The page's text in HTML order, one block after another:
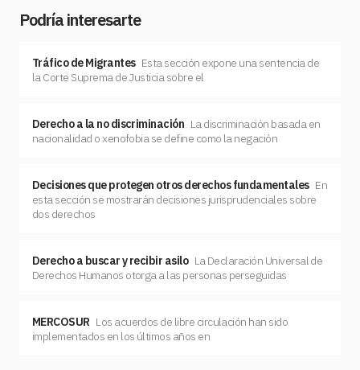
Podría interesarte
Tráfico de Migrantes Esta sección expone una sentencia de
la Corte Suprema de Justicia sobre el
Derecho a la no discriminación La discriminación basada en
nacionalidad o xenofobia se define como la negación
Decisiones que protegen otros derechos fundamentales En
esta sección se mostrarán decisiones jurisprudenciales sobre
dos derechos
Derecho a buscar y recibir asilo La Declaración Universal de
Derechos Humanos otorga a las personas perseguidas
MERCOSUR Los acuerdos de libre circulación han sido
implementados en los últimos años en